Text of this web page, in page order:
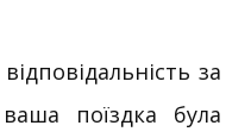
за
поїздка була